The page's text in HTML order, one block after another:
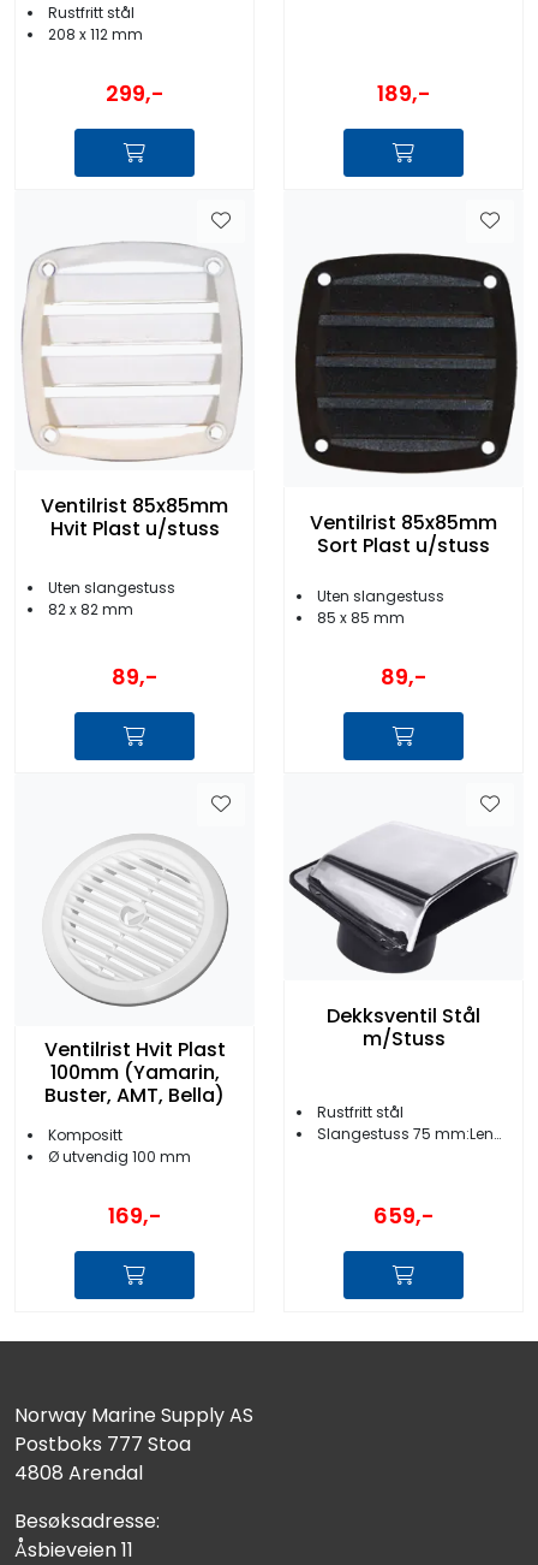
Rustfritt stål
208 x 112 mm
299,- 189,-
Ventilrist 85x85mm
Hvit Plast u/stuss
Uten slangestuss
82 x 82 mm
89,-
Ventilrist 85x85mm
Sort Plast u/stuss
Uten slangestuss
85 x 85 mm
89,-
Ventilrist Hvit Plast
100mm (Yamarin,
Buster, AMT, Bella)
Kompositt
Ø utvendig 100 mm
169,-
Dekksventil Stål
m/Stuss
Rustfritt stål
Slangestuss 75 mm:Lengde 140 mm
659,-
Norway Marine Supply AS
Postboks 777 Stoa
4808 Arendal
Besøksadresse:
Åsbieveien 11